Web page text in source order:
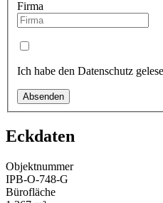
Firma
Ich habe den Datenschutz
Absenden
Eckdaten
Objektnummer
IPB-O-748-G
Bürofläche